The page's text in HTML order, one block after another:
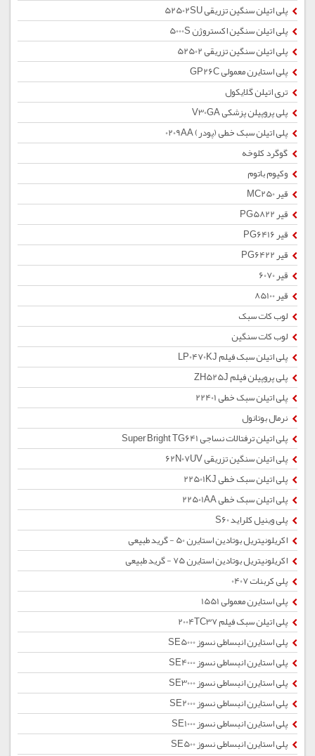
پلی اتیلن سنگین تزریقی 52502SU
پلی اتیلن سنگین اکستروژن 5000S
پلی اتیلن سنگین تزریقی 52502
پلی استایرن معمولی GP26C
تری اتیلن گلایکول
پلی پروپیلن پزشکی V30GA
پلی اتیلن سبک خطی (پودر) 0209AA
گوگرد کلوخه
وکیوم باتوم
قیر MC250
قیر PG5822
قیر PG6416
قیر PG6422
قیر 6070
قیر 85100
لوب کات سبک
لوب کات سنگین
پلی اتیلن سبک فیلم LP0470KJ
پلی پروپیلن فیلم ZH525J
پلی اتیلن سبک خطی 22401
نرمال بوتانول
پلی اتیلن ترفتالات نساجی Super Bright TG641
پلی اتیلن سنگین تزریقی 62N07UV
پلی اتیلن سبک خطی 22501KJ
پلی اتیلن سبک خطی 22501AA
پلی وینیل کلراید S60
اکریلونیتریل بوتادین استایرن 50 - گرید طبیعی
اکریلونیتریل بوتادین استایرن 75 - گرید طبیعی
پلی کربنات 0407
پلی استایرن معمولی 1551
پلی اتیلن سبک فیلم 2004TC37
پلی استایرن انبساطی نسوز SE5000
پلی استایرن انبساطی نسوز SE4000
پلی استایرن انبساطی نسوز SE3000
پلی استایرن انبساطی نسوز SE2000
پلی استایرن انبساطی نسوز SE1000
پلی استایرن انبساطی نسوز SE500